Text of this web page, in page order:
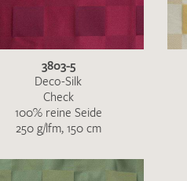
3803-5
Deco-Silk
Check
100% reine Seide
250 g/lfm, 150 cm